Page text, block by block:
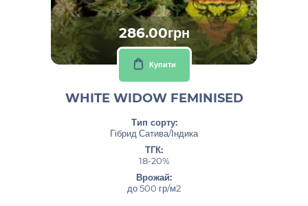
286.00грн
Купити
WHITE WIDOW FEMINISED
Тип сорту:
Гібрид Сатива/Індика
ТГК:
18-20%
Врожай:
до 500 гр/м2